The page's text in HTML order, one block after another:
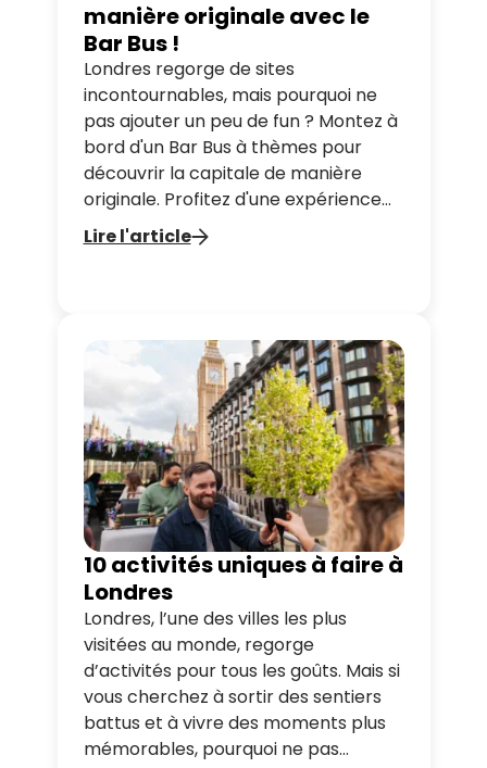
manière originale avec le
Bar Bus !
Londres regorge de sites
incontournables, mais pourquoi ne
pas ajouter un peu de fun ? Montez à
bord d'un Bar Bus à thèmes pour
découvrir la capitale de manière
originale. Profitez d'une expérience
immersive entre visites de
monuments, cocktails inspirés de
Lire l'article
10 activités uniques à faire à
Londres
Londres, l’une des villes les plus
visitées au monde, regorge
d’activités pour tous les goûts. Mais si
vous cherchez à sortir des sentiers
battus et à vivre des moments plus
mémorables, pourquoi ne pas